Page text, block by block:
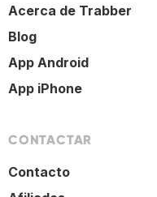
Acerca de Trabber
Blog
App Android
App iPhone
CONTACTAR
Contacto